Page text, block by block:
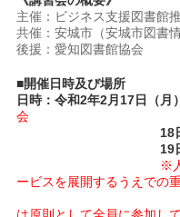
主催：ビジネス支援図書館
共催：安城市（安城市図書情
後援：愛知図書館協会
■開催日時及び場所
日時：令和2年2月17日（月
会
18日（
19日（
※
ービスを展開するうえでの